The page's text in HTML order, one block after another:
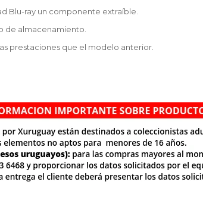
Blu-ray un componente extraíble.
de almacenamiento.
prestaciones que el modelo anterior.